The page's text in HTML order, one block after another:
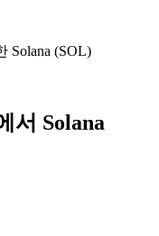
Solana (SOL)
서 Solana